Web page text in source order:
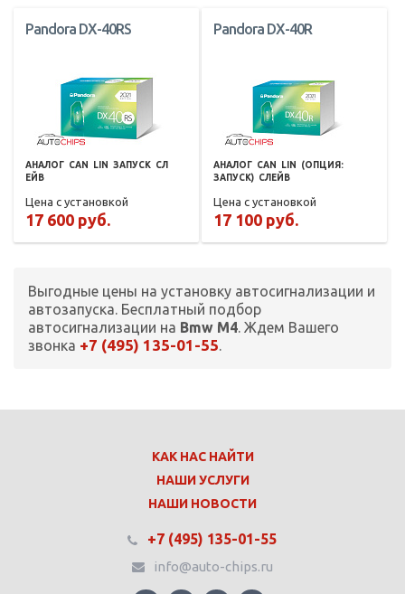
Pandora DX-40RS
АНАЛОГ CAN LIN ЗАПУСК СЛ
ЕЙВ
Цена с установкой
17 600 руб.
Pandora DX-40R
АНАЛОГ CAN LIN
(ОПЦИЯ:
ЗАПУСК) СЛЕЙВ
Цена с установкой
17 100 руб.
Выгодные цены на установку автосигнализации и
автозапуска. Бесплатный подбор
автосигнализации на Bmw M4. Ждем Вашего
звонка +7 (495) 135-01-55.
КАК НАС НАЙТИ
НАШИ УСЛУГИ
НАШИ НОВОСТИ
+7 (495) 135-01-55
info@auto-chips.ru